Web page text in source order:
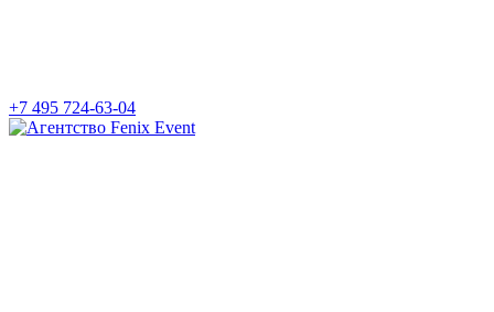
+7 495 724-63-04
Агентство